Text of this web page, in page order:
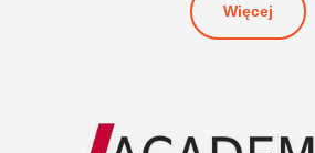
Więcej